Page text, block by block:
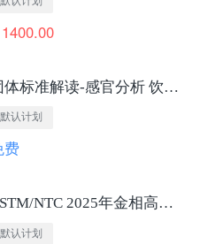
团体标准解读-感官分析 饮料、饮料酒苦味/涩感强度评价导则
默认计划
费
CSTM/NTC 2025年金相高低倍检验技术培训
默认计划